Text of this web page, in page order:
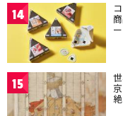
14
15